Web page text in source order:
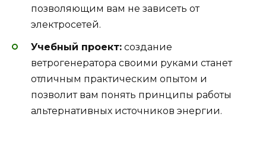
позволяющим вам не зависеть от
электросетей.
Учебный проект: создание
ветрогенератора своими руками станет
отличным практическим опытом и
позволит вам понять принципы работы
альтернативных источников энергии.